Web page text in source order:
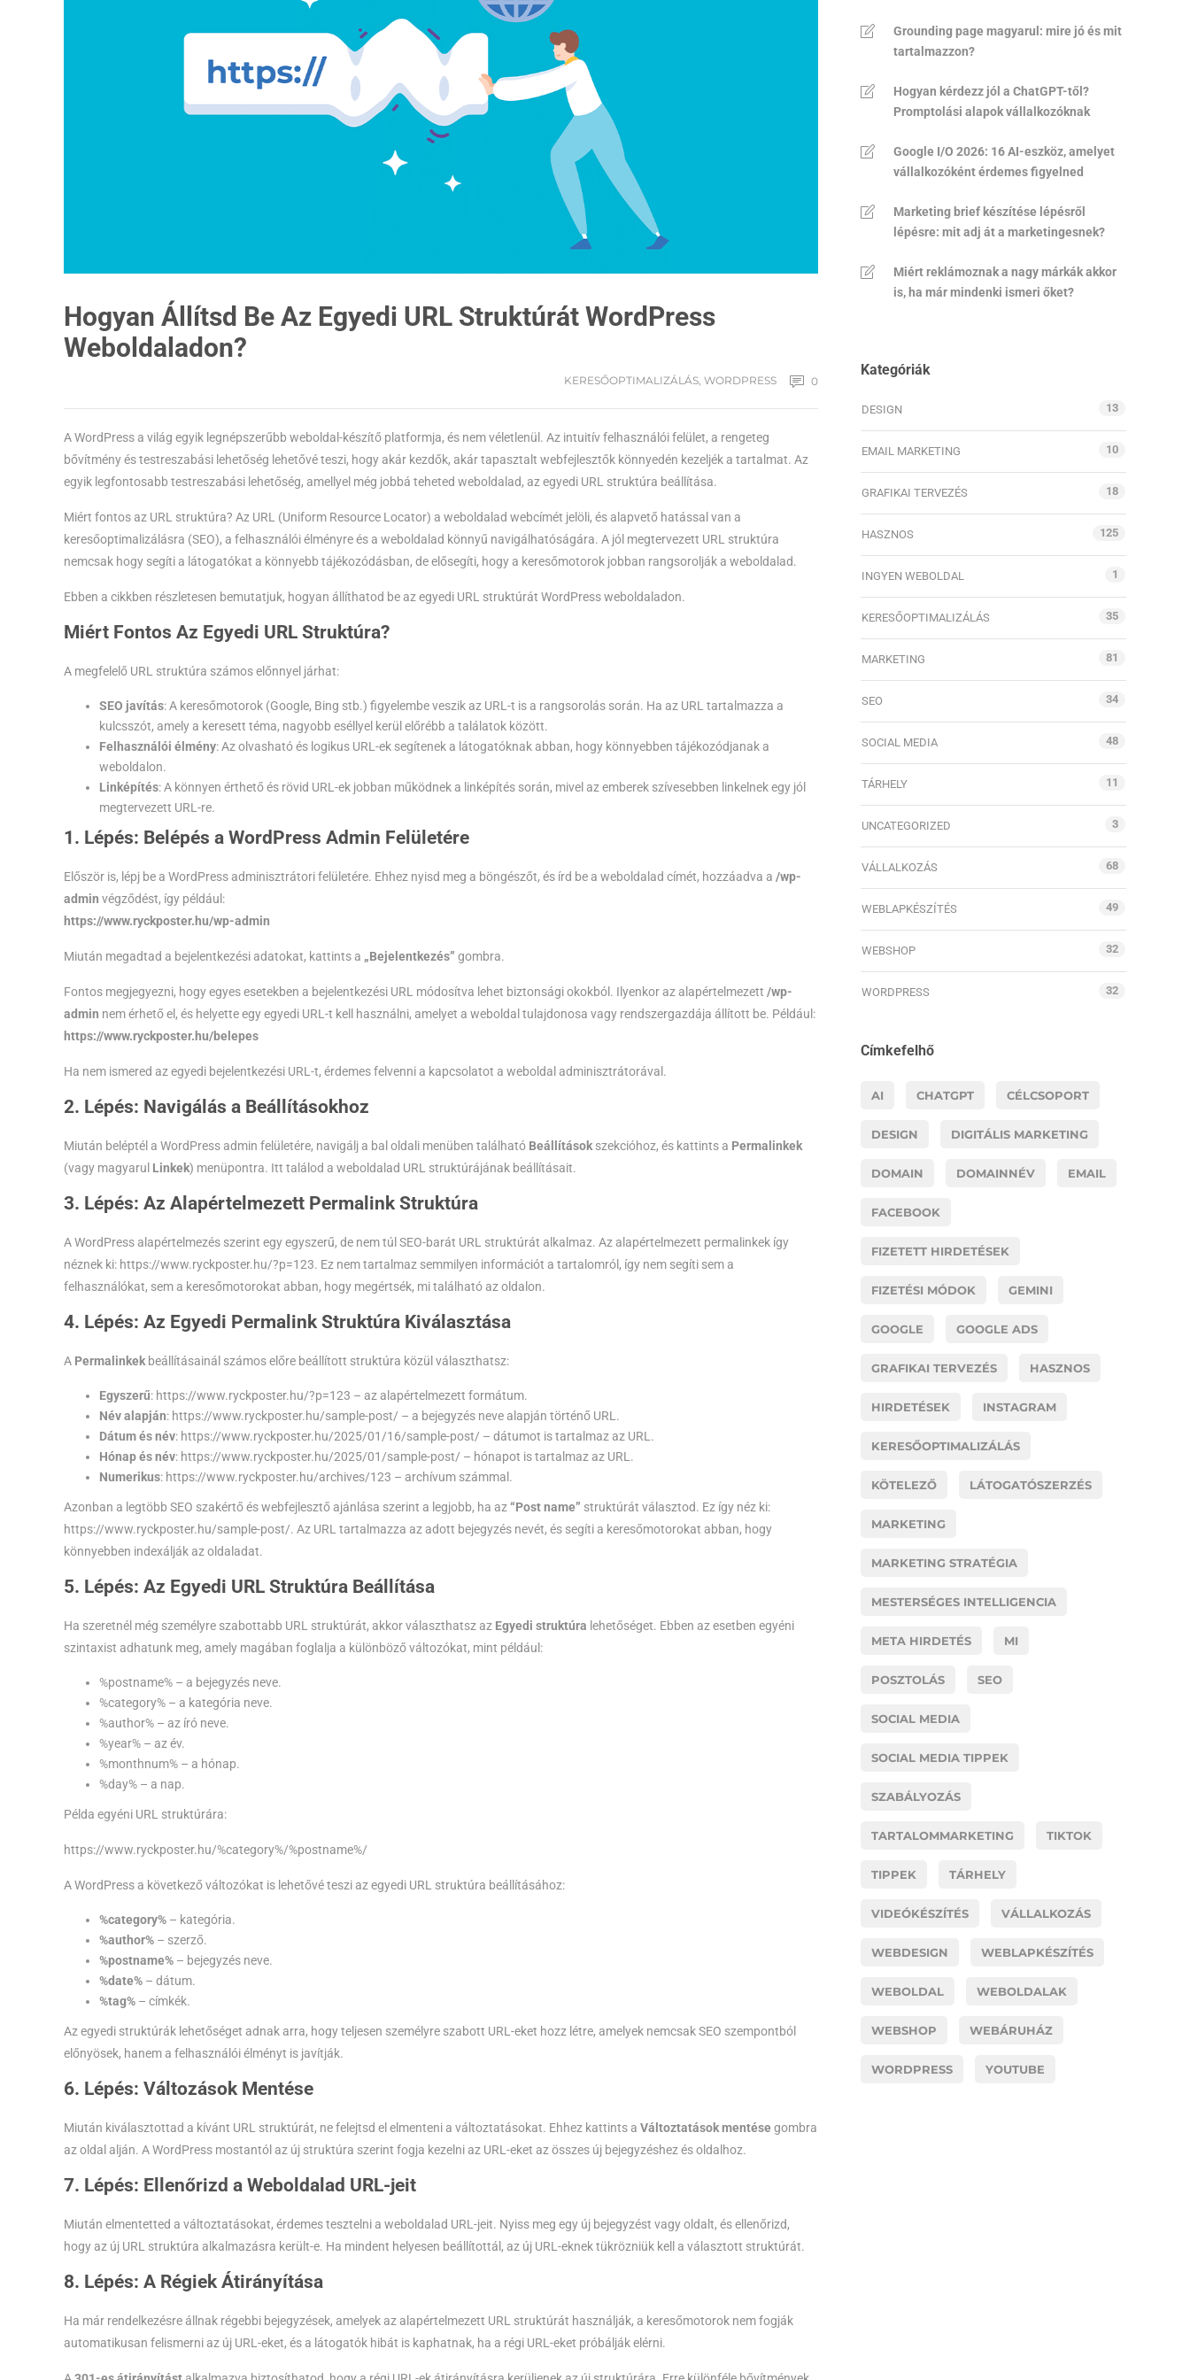
Hogyan Állítsd Be Az Egyedi URL Struktúrát WordPress
Weboldaladon?
KERESŐOPTIMALIZÁLÁS, WORDPRESS 0
A WordPress a világ egyik legnépszerűbb weboldal-készítő platformja, és nem véletlenül. Az intuitív felhasználói felület, a rengeteg
bővítmény és testreszabási lehetőség lehetővé teszi, hogy akár kezdők, akár tapasztalt webfejlesztők könnyedén kezeljék a tartalmat. Az
egyik legfontosabb testreszabási lehetőség, amellyel még jobbá teheted weboldalad, az egyedi URL struktúra beállítása.
Miért fontos az URL struktúra? Az URL (Uniform Resource Locator) a weboldalad webcímét jelöli, és alapvető hatással van a
keresőoptimalizálásra (SEO), a felhasználói élményre és a weboldalad könnyű navigálhatóságára. A jól megtervezett URL struktúra
nemcsak hogy segíti a látogatókat a könnyebb tájékozódásban, de elősegíti, hogy a keresőmotorok jobban rangsorolják a weboldalad.
Ebben a cikkben részletesen bemutatjuk, hogyan állíthatod be az egyedi URL struktúrát WordPress weboldaladon.
Miért Fontos Az Egyedi URL Struktúra?
A megfelelő URL struktúra számos előnnyel járhat:
SEO javítás: A keresőmotorok (Google, Bing stb.) figyelembe veszik az URL-t is a rangsorolás során. Ha az URL tartalmazza a
kulcsszót, amely a keresett téma, nagyobb eséllyel kerül előrébb a találatok között.
Felhasználói élmény: Az olvasható és logikus URL-ek segítenek a látogatóknak abban, hogy könnyebben tájékozódjanak a
weboldalon.
Linképítés: A könnyen érthető és rövid URL-ek jobban működnek a linképítés során, mivel az emberek szívesebben linkelnek egy jól
megtervezett URL-re.
1. Lépés: Belépés a WordPress Admin Felületére
Először is, lépj be a WordPress adminisztrátori felületére. Ehhez nyisd meg a böngészőt, és írd be a weboldalad címét, hozzáadva a /wp-
admin végződést, így például:
https://www.ryckposter.hu/wp-admin
Miután megadtad a bejelentkezési adatokat, kattints a „Bejelentkezés” gombra.
Fontos megjegyezni, hogy egyes esetekben a bejelentkezési URL módosítva lehet biztonsági okokból. Ilyenkor az alapértelmezett /wp-
admin nem érhető el, és helyette egy egyedi URL-t kell használni, amelyet a weboldal tulajdonosa vagy rendszergazdája állított be. Például:
https://www.ryckposter.hu/belepes
Ha nem ismered az egyedi bejelentkezési URL-t, érdemes felvenni a kapcsolatot a weboldal adminisztrátorával.
2. Lépés: Navigálás a Beállításokhoz
Miután beléptél a WordPress admin felületére, navigálj a bal oldali menüben található Beállítások szekcióhoz, és kattints a Permalinkek
(vagy magyarul Linkek) menüpontra. Itt találod a weboldalad URL struktúrájának beállításait.
3. Lépés: Az Alapértelmezett Permalink Struktúra
A WordPress alapértelmezés szerint egy egyszerű, de nem túl SEO-barát URL struktúrát alkalmaz. Az alapértelmezett permalinkek így
néznek ki: https://www.ryckposter.hu/?p=123. Ez nem tartalmaz semmilyen információt a tartalomról, így nem segíti sem a
felhasználókat, sem a keresőmotorokat abban, hogy megértsék, mi található az oldalon.
4. Lépés: Az Egyedi Permalink Struktúra Kiválasztása
A Permalinkek beállításainál számos előre beállított struktúra közül választhatsz:
Egyszerű: https://www.ryckposter.hu/?p=123 – az alapértelmezett formátum.
Név alapján: https://www.ryckposter.hu/sample-post/ – a bejegyzés neve alapján történő URL.
Dátum és név: https://www.ryckposter.hu/2025/01/16/sample-post/ – dátumot is tartalmaz az URL.
Hónap és név: https://www.ryckposter.hu/2025/01/sample-post/ – hónapot is tartalmaz az URL.
Numerikus: https://www.ryckposter.hu/archives/123 – archívum számmal.
Azonban a legtöbb SEO szakértő és webfejlesztő ajánlása szerint a legjobb, ha az“Post name” struktúrát választod. Ez így néz ki:
https://www.ryckposter.hu/sample-post/. Az URL tartalmazza az adott bejegyzés nevét, és segíti a keresőmotorokat abban, hogy
könnyebben indexálják az oldaladat.
5. Lépés: Az Egyedi URL Struktúra Beállítása
Ha szeretnél még személyre szabottabb URL struktúrát, akkor választhatsz az Egyedi struktúra lehetőséget. Ebben az esetben egyéni
szintaxist adhatunk meg, amely magában foglalja a különböző változókat, mint például:
%postname% – a bejegyzés neve.
%category% – a kategória neve.
%author% – az író neve.
%year% – az év.
%monthnum% – a hónap.
%day% – a nap.
Példa egyéni URL struktúrára:
https://www.ryckposter.hu/%category%/%postname%/
A WordPress a következő változókat is lehetővé teszi az egyedi URL struktúra beállításához:
%category% – kategória.
%author% – szerző.
%postname% – bejegyzés neve.
%date% – dátum.
%tag% – címkék.
Az egyedi struktúrák lehetőséget adnak arra, hogy teljesen személyre szabott URL-eket hozz létre, amelyek nemcsak SEO szempontból
előnyösek, hanem a felhasználói élményt is javítják.
6. Lépés: Változások Mentése
Miután kiválasztottad a kívánt URL struktúrát, ne felejtsd el elmenteni a változtatásokat. Ehhez kattints a Változtatások mentése gombra
az oldal alján. A WordPress mostantól az új struktúra szerint fogja kezelni az URL-eket az összes új bejegyzéshez és oldalhoz.
7. Lépés: Ellenőrizd a Weboldalad URL-jeit
Miután elmentetted a változtatásokat, érdemes tesztelni a weboldalad URL-jeit. Nyiss meg egy új bejegyzést vagy oldalt, és ellenőrizd,
hogy az új URL struktúra alkalmazásra került-e. Ha mindent helyesen beállítottál, az új URL-eknek tükrözniük kell a választott struktúrát.
8. Lépés: A Régiek Átirányítása
Ha már rendelkezésre állnak régebbi bejegyzések, amelyek az alapértelmezett URL struktúrát használják, a keresőmotorok nem fogják
automatikusan felismerni az új URL-eket, és a látogatók hibát is kaphatnak, ha a régi URL-eket próbálják elérni.
Grounding page magyarul: mire jó és mit
tartalmazzon?
Hogyan kérdezz jól a ChatGPT-től?
Promptolási alapok vállalkozóknak
Google I/O 2026: 16 AI-eszköz, amelyet
vállalkozóként érdemes figyelned
Marketing brief készítése lépésről
lépésre: mit adj át a marketingesnek?
Miért reklámoznak a nagy márkák akkor
is, ha már mindenki ismeri őket?
Kategóriák
DESIGN 13
EMAIL MARKETING 10
GRAFIKAI TERVEZÉS 18
HASZNOS 125
INGYEN WEBOLDAL 1
KERESŐOPTIMALIZÁLÁS 35
MARKETING 81
SEO 34
SOCIAL MEDIA 48
TÁRHELY 11
UNCATEGORIZED 3
VÁLLALKOZÁS 68
WEBLAPKÉSZÍTÉS 49
WEBSHOP 32
WORDPRESS 32
Címkefelhő
AI CHATGPT CÉLCSOPORT
DESIGN DIGITÁLIS MARKETING
DOMAIN DOMAINNÉV EMAIL
FACEBOOK
FIZETETT HIRDETÉSEK
FIZETÉSI MÓDOK GEMINI
GOOGLE GOOGLE ADS
GRAFIKAI TERVEZÉS HASZNOS
HIRDETÉSEK INSTAGRAM
KERESŐOPTIMALIZÁLÁS
KÖTELEZŐ LÁTOGATÓSZERZÉS
MARKETING
MARKETING STRATÉGIA
MESTERSÉGES INTELLIGENCIA
META HIRDETÉS MI
POSZTOLÁS SEO
SOCIAL MEDIA
SOCIAL MEDIA TIPPEK
SZABÁLYOZÁS
TARTALOMMARKETING TIKTOK
TIPPEK TÁRHELY
VIDEÓKÉSZÍTÉS VÁLLALKOZÁS
WEBDESIGN WEBLAPKÉSZÍTÉS
WEBOLDAL WEBOLDALAK
WEBSHOP WEBÁRUHÁZ
WORDPRESS YOUTUBE